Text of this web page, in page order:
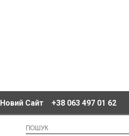
Новий Сайт +38 063 497 01 62